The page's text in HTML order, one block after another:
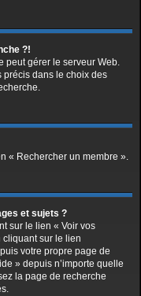
?!
peut gérer le serveur Web.
précis dans le choix des
« Rechercher un membre ».
et sujets ?
sur le lien « Voir vos
cliquant sur le lien
votre propre page de
» depuis n’importe quelle
la page de recherche